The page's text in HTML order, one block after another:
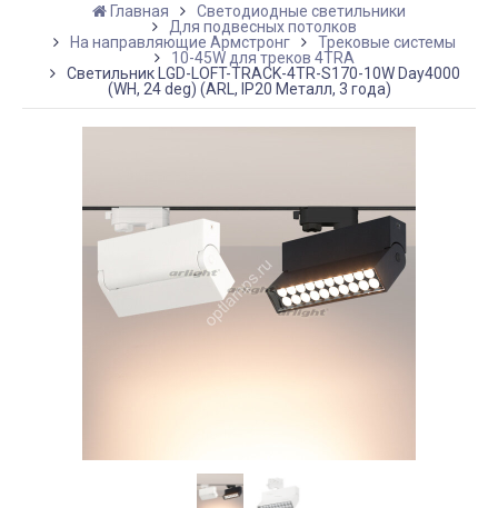
Главная
Светодиодные светильники
Для подвесных потолков
На направляющие Армстронг
Трековые системы
10-45W для треков 4TRA
Светильник LGD-LOFT-TRACK-4TR-S170-10W Day4000
(WH, 24 deg) (ARL, IP20 Металл, 3 года)